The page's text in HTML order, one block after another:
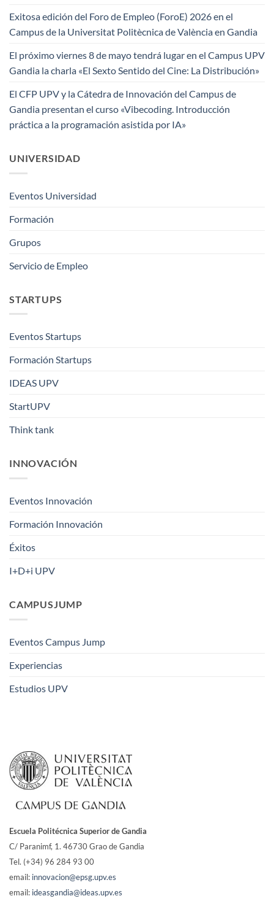
Exitosa edición del Foro de Empleo (ForoE) 2026 en el
Campus de la Universitat Politècnica de València en Gandia
El próximo viernes 8 de mayo tendrá lugar en el Campus UPV
Gandia la charla «El Sexto Sentido del Cine: La Distribución»
El CFP UPV y la Cátedra de Innovación del Campus de
Gandia presentan el curso «Vibecoding. Introducción
práctica a la programación asistida por IA»
UNIVERSIDAD
Eventos Universidad
Formación
Grupos
Servicio de Empleo
STARTUPS
Eventos Startups
Formación Startups
IDEAS UPV
StartUPV
Think tank
INNOVACIÓN
Eventos Innovación
Formación Innovación
Éxitos
I+D+i UPV
CAMPUSJUMP
Eventos Campus Jump
Experiencias
Estudios UPV
Escuela Politécnica Superior de Gandia
C/ Paranimf, 1. 46730 Grao de Gandia
Tel. (+34) 96 284 93 00
email: innovacion@epsg.upv.es
email: ideasgandia@ideas.upv.es